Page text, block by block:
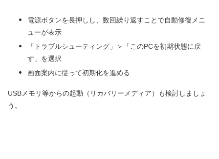
電源ボタンを長押しし、数回繰り返すことで自動修復メニ
ューが表示
「トラブルシューティング」＞「このPCを初期状態に戻
す」を選択
画面案内に従って初期化を進める
USBメモリ等からの起動（リカバリーメディア）も検討しましょ
う。